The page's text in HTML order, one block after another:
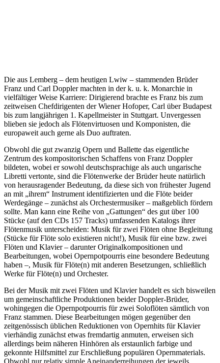
Die aus Lemberg – dem heutigen Lwiw – stammenden Brüder
Franz und Carl Doppler machten in der k. u. k. Monarchie in
vielfältiger Weise Karriere: Dirigierend brachte es Franz bis zum
zeitweisen Chefdirigenten der Wiener Hofoper, Carl über Budapest
bis zum langjährigen 1. Kapellmeister in Stuttgart. Unvergessen
blieben sie jedoch als Flötenvirtuosen und Komponisten, die
europaweit auch gerne als Duo auftraten.
Obwohl die gut zwanzig Opern und Ballette das eigentliche
Zentrum des kompositorischen Schaffens von Franz Doppler
bildeten, wobei er sowohl deutschsprachige als auch ungarische
Libretti vertonte, sind die Flötenwerke der Brüder heute natürlich
von herausragender Bedeutung, da diese sich von frühester Jugend
an mit „ihrem“ Instrument identifizierten und die Flöte beider
Werdegänge – zunächst als Orchestermusiker – maßgeblich fördern
sollte. Man kann eine Reihe von „Gattungen“ des gut über 100
Stücke (auf den CDs 157 Tracks) umfassenden Katalogs ihrer
Flötenmusik unterscheiden: Musik für zwei Flöten ohne Begleitung
(Stücke für Flöte solo existieren nicht!), Musik für eine bzw. zwei
Flöten und Klavier – darunter Originalkompositionen und
Bearbeitungen, wobei Opernpotpourris eine besondere Bedeutung
haben –, Musik für Flöte(n) mit anderen Besetzungen, schließlich
Werke für Flöte(n) und Orchester.
Bei der Musik mit zwei Flöten und Klavier handelt es sich bisweilen
um gemeinschaftliche Produktionen beider Doppler-Brüder,
wohingegen die Opernpotpourris für zwei Soloflöten sämtlich von
Franz stammen. Diese Bearbeitungen mögen gegenüber den
zeitgenössisch üblichen Reduktionen von Opernhits für Klavier
vierhändig zunächst etwas fremdartig anmuten, erweisen sich
allerdings beim näheren Hinhören als erstaunlich farbige und
gekonnte Hilfsmittel zur Erschließung populären Opernmaterials.
Obwohl nur relativ simple Aneinanderreihungen der jeweils